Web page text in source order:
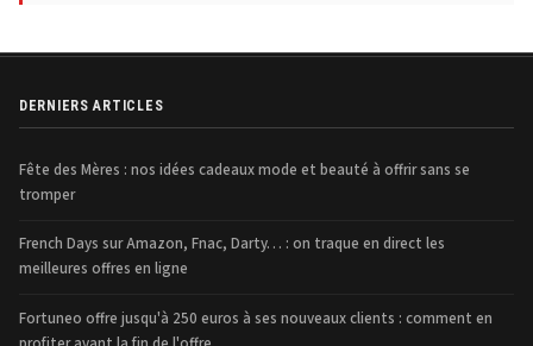
DERNIERS ARTICLES
Fête des Mères : nos idées cadeaux mode et beauté à offrir sans se
tromper
French Days sur Amazon, Fnac, Darty… : on traque en direct les
meilleures offres en ligne
Fortuneo offre jusqu'à 250 euros à ses nouveaux clients : comment en